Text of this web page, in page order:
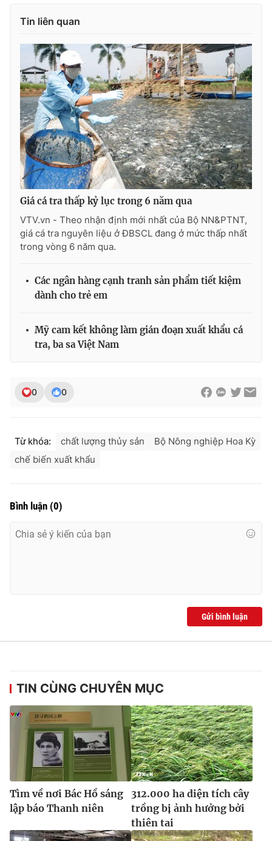
Photo Infographic
Video Shorts video
VTV Money VTV Thể thao
VTV Sức khoẻ Bất động sản
Thị trường 24h Tấm lòng Việt
VTV4
VTV9 VTV8
Theo dõi báo trên
Giấy phép hoạt động báo in và báo điện tử số 483/GP-BTTTT
Tổng Biên tập:Vũ Thanh Thủy
® Cấm sao chép dưới mọi hình thức nếu không có sự chấp
thuận bằng văn bản. Ghi rõ nguồn VTV.vn khi phát hành lại
thông tin từ website này.
Tin liên quan
Giá cá tra thấp kỷ lục trong 6 năm qua
VTV.vn - Theo nhận định mới nhất của Bộ NN&PTNT,
giá cá tra nguyên liệu ở ĐBSCL đang ở mức thấp nhất
trong vòng 6 năm qua.
Các ngân hàng cạnh tranh sản phẩm tiết kiệm
dành cho trẻ em
Mỹ cam kết không làm gián đoạn xuất khẩu cá
tra, ba sa Việt Nam
0 0
Từ khóa: chất lượng thủy sản
Bộ Nông nghiệp Hoa Kỳ
chế biến xuất khẩu
Bình luận (0)
Gửi bình luận
TIN CÙNG CHUYÊN MỤC
Tìm về nơi Bác Hồ sáng
lập báo Thanh niên
312.000 ha diện tích cây
trồng bị ảnh hưởng bởi
thiên tai